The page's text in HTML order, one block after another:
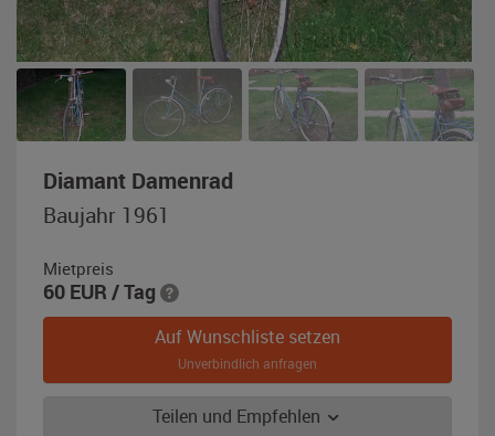
Diamant Damenrad
Baujahr 1961
Mietpreis
60 EUR / Tag
Auf Wunschliste setzen
Unverbindlich anfragen
Teilen und Empfehlen